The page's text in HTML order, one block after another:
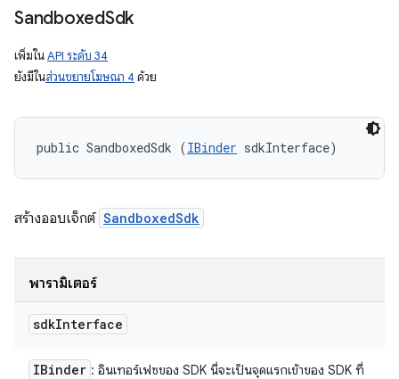
SandboxedSdk
เพิ่มในAPI ระดับ 34
ยังมีในส่วนขยายโฆษณา 4 ด้วย
public SandboxedSdk (IBinder sdkInterface)
สร้างออบเจ็กต์ SandboxedSdk
พารามิเตอร์
sdkInterface
IBinder : อินเทอร์เฟซของ SDK นี่จะเป็นจุดแรกเข้าของ SDK ที่